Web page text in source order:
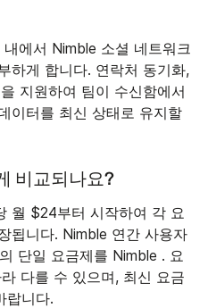
에서 Nimble 소셜 네트워크
하게 합니다. 연락처 동기화,
지원하여 팀이 수신함에서
이터를 최신 상태로 유지할
비교되나요?
월 $24부터 시작하여 각 요
됩니다. Nimble 연간 사용자
단일 요금제를 Nimble . 요
다를 수 있으며, 최신 요금
랍니다.